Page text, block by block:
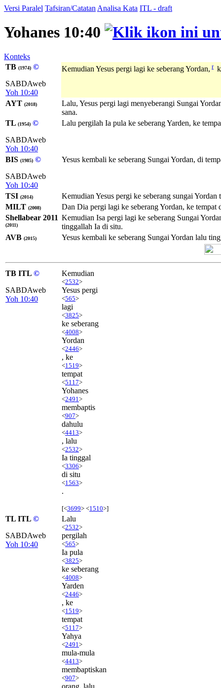
Versi Paralel Tafsiran/Catatan Analisa Kata ITL - draft
Yohanes 10:40
Konteks
TB (1974) ©
SABDAweb
Yoh 10:40
Kemudian Yesus pergi lagi ke seberang Yordan, r
AYT (2018)
Lalu, Yesus pergi lagi menyeberangi Sungai
sana.
TL (1954) ©
SABDAweb
Yoh 10:40
Lalu pergilah Ia pula ke seberang Yarden, ke
BIS (1985) ©
SABDAweb
Yoh 10:40
Yesus kembali ke seberang Sungai Yordan, di
TSI (2014)
Kemudian Yesus pergi ke seberang sungai
MILT (2008)
Dan Dia pergi lagi ke seberang Yordan, ke
Shellabear 2011
(2011)
Kemudian Isa pergi lagi ke seberang Sungai
tinggallah Ia di situ.
AVB (2015) Yesus kembali ke seberang Sungai Yordan lalu
TB ITL ©
SABDAweb
Yoh 10:40
Kemudian
<2532>
Yesus pergi
<565>
lagi
<3825>
ke seberang
<4008>
Yordan
<2446>
, ke
<1519>
tempat
<5117>
Yohanes
<2491 >
membaptis
<907>
dahulu
<4413>
, lalu
<2532>
Ia tinggal
<3306>
di situ
<1563>
.
[<3699> <1510>]
TL ITL ©
SABDAweb
Yoh 10:40
Lalu
<2532>
pergilah
<565>
Ia pula
<3825>
ke seberang
<4008>
Yarden
<2446>
, ke
<1519>
tempat
<5117>
Yahya
<2491 >
mula-mula
<4413>
membaptiskan
<907>
orang, lalu